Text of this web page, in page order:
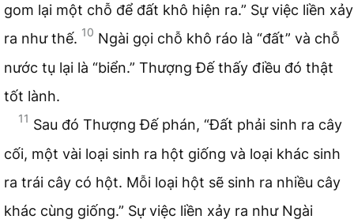
gom lại một chỗ để đất khô hiện ra.” Sự việc liền xảy
ra như thế. 10 Ngài gọi chỗ khô ráo là “đất” và chỗ
nước tụ lại là “biển.” Thượng Đế thấy điều đó thật
tốt lành.
11 Sau đó Thượng Đế phán, “Đất phải sinh ra cây
cối, một vài loại sinh ra hột giống và loại khác sinh
ra trái cây có hột. Mỗi loại hột sẽ sinh ra nhiều cây
khác cùng giống.” Sự việc liền xảy ra như Ngài